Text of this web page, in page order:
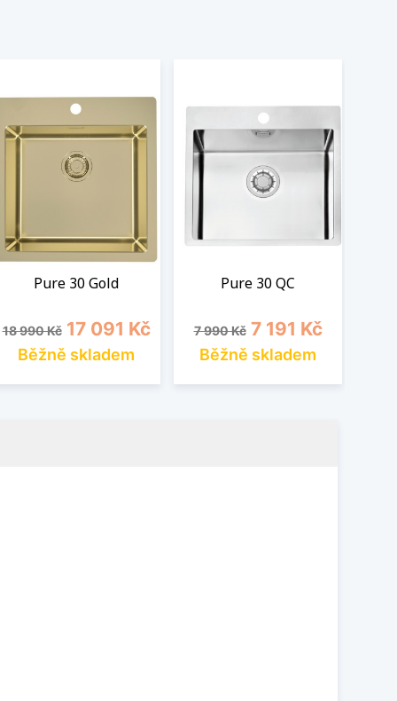
Pure 30 Gold
Běžná cena
18 990 Kč Cena
17 091 Kč
Běžně skladem
Pure 30 QC
Běžná cena
7 990 Kč Cena
7 191 Kč
Běžně skladem